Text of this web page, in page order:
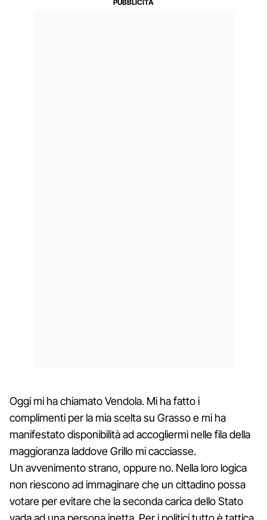
Oggi mi ha chiamato Vendola. Mi ha fatto i
complimenti per la mia scelta su Grasso e mi ha
manifestato disponibilità ad accogliermi nelle fila della
maggioranza laddove Grillo mi cacciasse.
Un avvenimento strano, oppure no. Nella loro logica
non riescono ad immaginare che un cittadino possa
votare per evitare che la seconda carica dello Stato